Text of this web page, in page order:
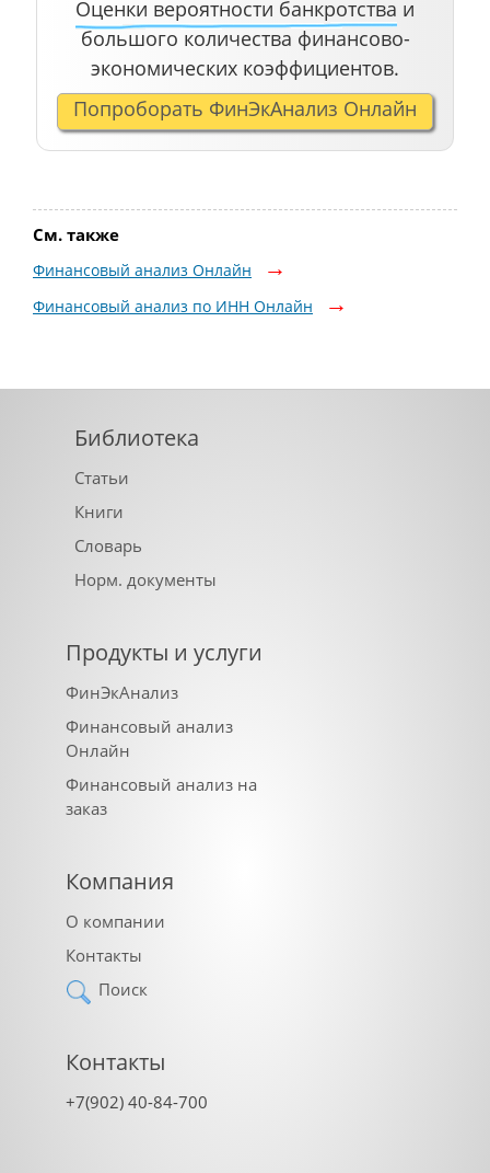
Оценки вероятности банкротства и
большого количества финансово-
экономических коэффициентов.
Попроборать ФинЭкАнализ Онлайн
См. также
Финансовый анализ Онлайн
Финансовый анализ по ИНН Онлайн
Библиотека
Статьи
Книги
Словарь
Норм. документы
Продукты и услуги
ФинЭкАнализ
Финансовый анализ
Онлайн
Финансовый анализ на
заказ
Компания
О компании
Контакты
Поиск
Контакты
+7(902) 40-84-700